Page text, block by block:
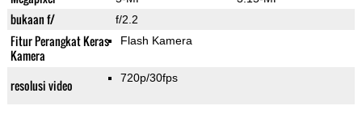
bukaan f/ f/2.2
Fitur Perangkat Keras
Kamera
Flash Kamera
resolusi video 720p/30fps